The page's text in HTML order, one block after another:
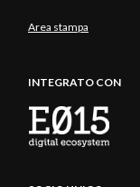
Area stampa
INTEGRATO CON